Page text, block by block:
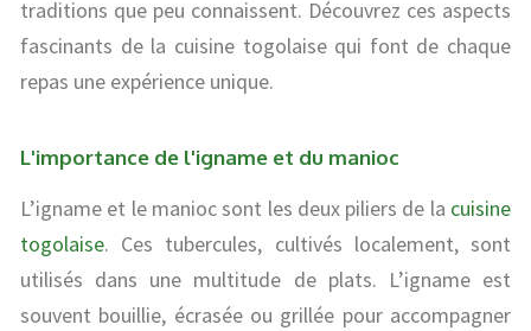
traditions que peu connaissent. Découvrez ces aspects
fascinants de la cuisine togolaise qui font de chaque
repas une expérience unique.
L'importance de l'igname et du manioc
L’igname et le manioc sont les deux piliers de la cuisine
togolaise. Ces tubercules, cultivés localement, sont
utilisés dans une multitude de plats. L’igname est
souvent bouillie, écrasée ou grillée pour accompagner